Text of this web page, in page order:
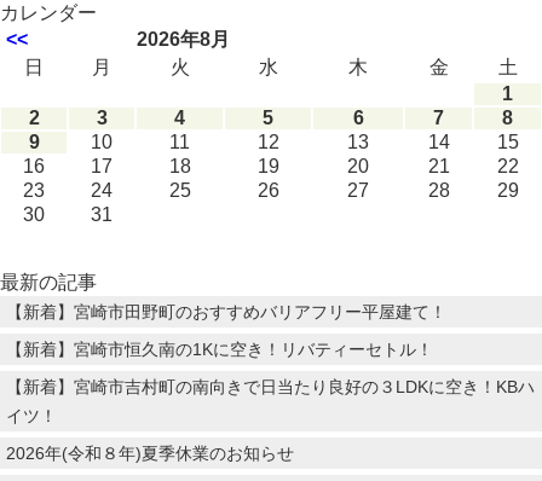
カレンダー
<<
2026年8月
日
月 火 水 木 金
土
1
2
3 4 5 6 7
8
9
10 11 12 13 14
15
16
17 18 19 20 21
22
23
24 25 26 27 28
29
30
31
最新の記事
【新着】宮崎市田野町のおすすめバリアフリー平屋建て！
【新着】宮崎市恒久南の1Kに空き！リバティーセトル！
【新着】宮崎市吉村町の南向きで日当たり良好の３LDKに空き！KBハ
イツ！
2026年(令和８年)夏季休業のお知らせ